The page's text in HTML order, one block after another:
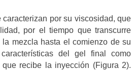
por su viscosidad, que
por el tiempo que transcurre
mezcla hasta el comienzo de su
del gel final como
recibe la inyección (Figura 2).